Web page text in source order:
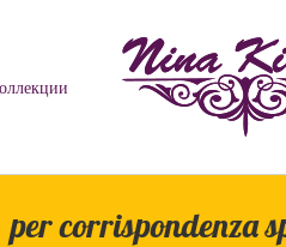
per corrispondenza